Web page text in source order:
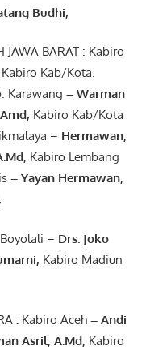
Budhi,
JAWA BARAT : Kabiro
Kabiro Kab/Kota.
Karawang –Warman
Amd, Kabiro Kab/Kota
– Hermawan,
, Kabiro Lembang
– Yayan Hermawan,
– Drs. Joko
, Kabiro Madiun
:Kabiro Aceh– Andi
Asril, A.Md, Kabiro